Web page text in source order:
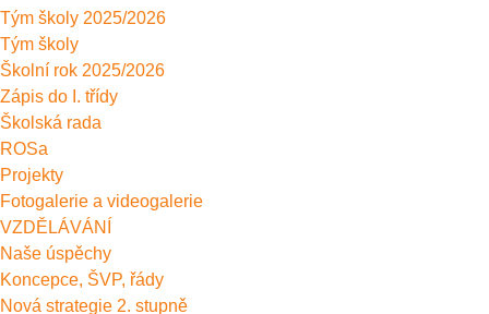
Tým školy 2025/2026
Tým školy
Školní rok 2025/2026
Zápis do I. třídy
Školská rada
ROSa
Projekty
Fotogalerie a videogalerie
VZDĚLÁVÁNÍ
Naše úspěchy
Koncepce, ŠVP, řády
Nová strategie 2. stupně